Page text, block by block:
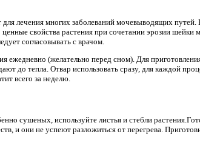
для лечения многих заболеваний мочевыводящих
свойства растения при сочетании эрозии
согласовывать с врачом.
ежедневно (желательно перед сном). Для
до тепла. Отвар использовать сразу, для каждой
всего за неделю.
сушеных, используйте листья и стебли
и они не успеют разложиться от перегрева.